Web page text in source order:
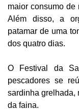
maior consumo de
Além disso, a
patamar de uma
dos quatro dias.
O Festival da
pescadores se
sardinha grelhada,
da faina.